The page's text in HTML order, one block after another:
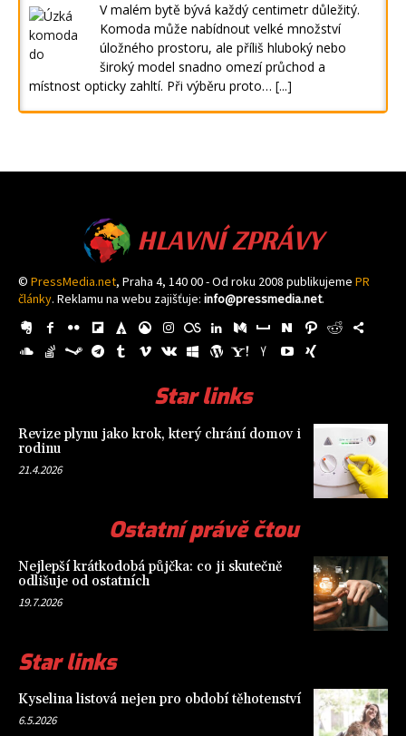
V malém bytě bývá každý centimetr důležitý.
Komoda může nabídnout velké množství
úložného prostoru, ale příliš hluboký nebo
široký model snadno omezí průchod a
místnost opticky zahltí. Při výběru proto… [...]
HLAVNÍ ZPRÁVY
© PressMedia.net, Praha 4, 140 00 - Od roku 2008 publikujeme PR
články. Reklamu na webu zajišťuje: info@pressmedia.net.
Star links
Revize plynu jako krok, který chrání domov i
rodinu
21.4.2026
Ostatní právě čtou
Nejlepší krátkodobá půjčka: co ji skutečně
odlišuje od ostatních
19.7.2026
Star links
Kyselina listová nejen pro období těhotenství
6.5.2026